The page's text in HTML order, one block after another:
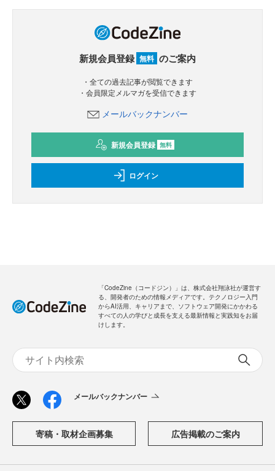
新規会員登録 無料 のご案内
・全ての過去記事が閲覧できます
・会員限定メルマガを受信できます
メールバックナンバー
新規会員登録 無料
ログイン
「CodeZine（コードジン）」は、株式会社翔泳社が運営す
る、開発者のための情報メディアです。テクノロジー入門
からAI活用、キャリアまで、ソフトウェア開発にかかわる
すべての人の学びと成長を支える最新情報と実践知をお届
けします。
メールバックナンバー
寄稿・取材企画募集 広告掲載のご案内